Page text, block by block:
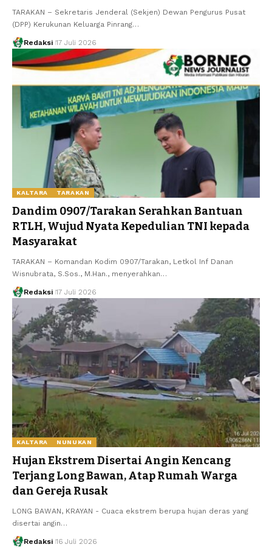
TARAKAN – Sekretaris Jenderal (Sekjen) Dewan Pengurus Pusat
(DPP) Kerukunan Keluarga Pinrang…
Redaksi 17 Juli 2026
KALTARA TARAKAN
Dandim 0907/Tarakan Serahkan Bantuan
RTLH, Wujud Nyata Kepedulian TNI kepada
Masyarakat
TARAKAN – Komandan Kodim 0907/Tarakan, Letkol Inf Danan
Wisnubrata, S.Sos., M.Han., menyerahkan…
Redaksi 17 Juli 2026
KALTARA NUNUKAN
Hujan Ekstrem Disertai Angin Kencang
Terjang Long Bawan, Atap Rumah Warga
dan Gereja Rusak
LONG BAWAN, KRAYAN - Cuaca ekstrem berupa hujan deras yang
disertai angin…
Redaksi 16 Juli 2026